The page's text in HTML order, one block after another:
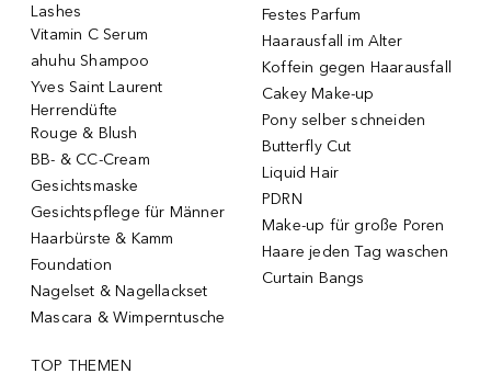
Lashes
Vitamin C Serum
ahuhu Shampoo
Yves Saint Laurent
Herrendüfte
Rouge & Blush
BB- & CC-Cream
Gesichtsmaske
Gesichtspflege für Männer
Haarbürste & Kamm
Foundation
Nagelset & Nagellackset
Mascara & Wimperntusche
Festes Parfum
Haarausfall im Alter
Koffein gegen Haarausfall
Cakey Make-up
Pony selber schneiden
Butterfly Cut
Liquid Hair
PDRN
Make-up für große Poren
Haare jeden Tag waschen
Curtain Bangs
TOP THEMEN